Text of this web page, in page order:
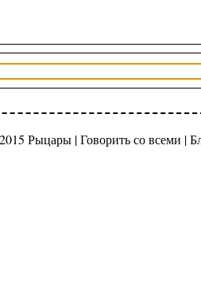
Рыцары |Говорить со всеми |